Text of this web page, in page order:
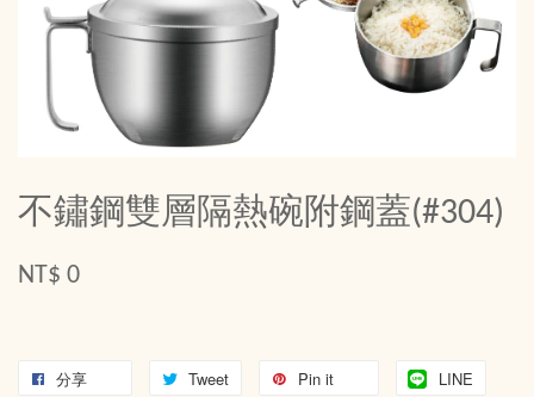
不鏽鋼雙層隔熱碗附鋼蓋(#304)
NT$ 0
分享 Tweet Pin it LINE